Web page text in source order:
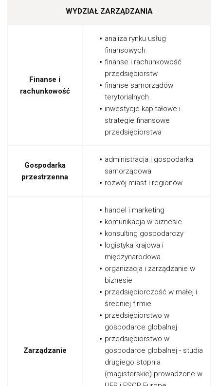
WYDZIAŁ ZARZĄDZANIA
Finanse i
rachunkowość
analiza rynku usług
finansowych
finanse i rachunkowość
przedsiębiorstw
finanse samorządów
terytorialnych
inwestycje kapitałowe i
strategie finansowe
przedsiębiorstwa
Gospodarka
przestrzenna
administracja i gospodarka
samorządowa
rozwój miast i regionów
Zarządzanie
handel i marketing
komunikacja w biznesie
konsulting gospodarczy
logistyka krajowa i
międzynarodowa
organizacja i zarządzanie w
biznesie
przedsiębiorczość w małej i
średniej firmie
przedsiębiorstwo w
gospodarce globalnej
przedsiębiorstwo w
gospodarce globalnej - studia
drugiego stopnia
(magisterskie) prowadzone w